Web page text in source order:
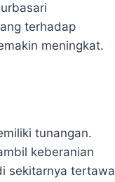
terhadap
meningkat.
tunangan.
keberanian
sekitarnya tertawa